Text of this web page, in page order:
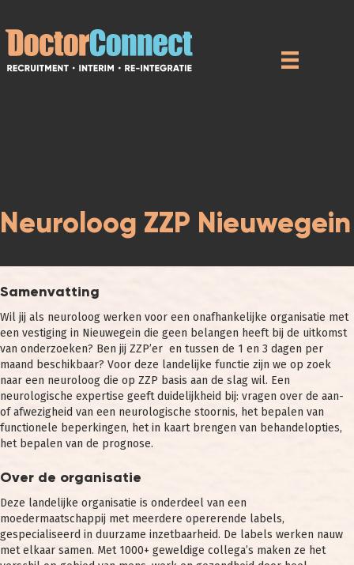
Neuroloog ZZP Nieuwegein
Samenvatting
Wil jij als neuroloog werken voor een onafhankelijke organisatie met
een vestiging in Nieuwegein die geen belangen heeft bij de uitkomst
van onderzoeken? Ben jij ZZP’er en tussen de 1 en 3 dagen per
maand beschikbaar? Voor deze landelijke functie zijn we op zoek
naar een neuroloog die op ZZP basis aan de slag wil. Een
neurologische expertise geeft duidelijkheid bij: vragen over de aan-
of afwezigheid van een neurologische stoornis, het bepalen van
functionele beperkingen, het in kaart brengen van behandelopties,
het bepalen van de prognose.
Over de organisatie
Deze landelijke organisatie is onderdeel van een
moedermaatschappij met meerdere opererende labels,
gespecialiseerd in duurzame inzetbaarheid. De labels werken nauw
met elkaar samen. Met 1000+ geweldige collega’s maken ze het